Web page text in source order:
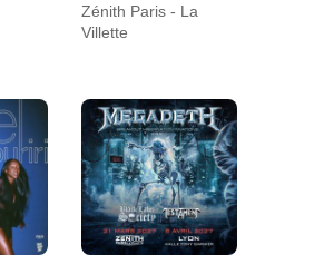
Zénith Paris - La
Villette